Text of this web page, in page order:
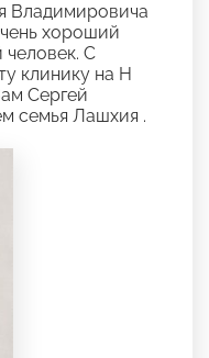
Владимировича
хороший
человек. С
клинику на Н
Сергей
семья Лашхия .